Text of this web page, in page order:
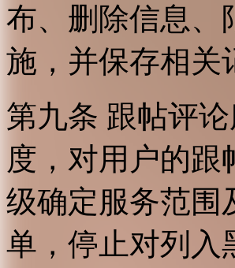
布、删除信息、
施，并保存相关
第九条 跟帖评
度，对用户的
级确定服务范围
单，停止对列入